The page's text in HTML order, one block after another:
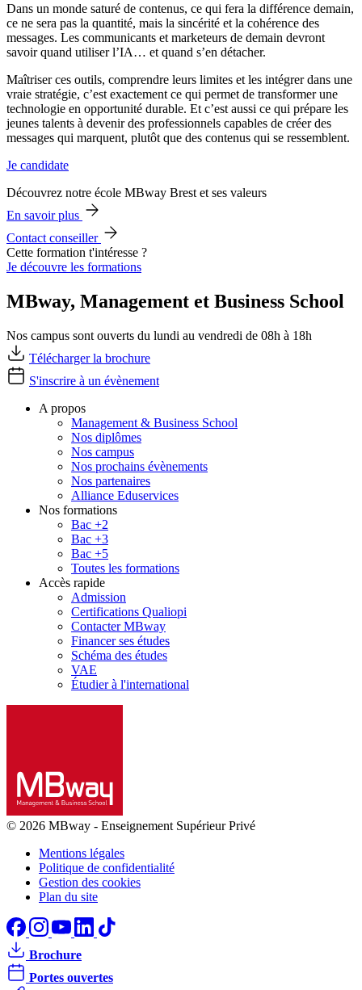
Dans un monde saturé de contenus, ce qui fera la différence demain,
ce ne sera pas la quantité, mais la sincérité et la cohérence des
messages. Les communicants et marketeurs de demain devront
savoir quand utiliser l’IA… et quand s’en détacher.
Maîtriser ces outils, comprendre leurs limites et les intégrer dans une
vraie stratégie, c’est exactement ce qui permet de transformer une
technologie en opportunité durable. Et c’est aussi ce qui prépare les
jeunes talents à devenir des professionnels capables de créer des
messages qui marquent, plutôt que des contenus qui se ressemblent.
Je candidate
Découvrez notre école MBway Brest et ses valeurs
En savoir plus
Contact conseiller
Cette formation t'intéresse ?
Je découvre les formations
MBway, Management et Business School
Nos campus sont ouverts du lundi au vendredi de 08h à 18h
Télécharger la brochure
S'inscrire à un évènement
A propos
Management & Business School
Nos diplômes
Nos campus
Nos prochains évènements
Nos partenaires
Alliance Eduservices
Nos formations
Bac +2
Bac +3
Bac +5
Toutes les formations
Accès rapide
Admission
Certifications Qualiopi
Contacter MBway
Financer ses études
Schéma des études
VAE
Étudier à l'international
© 2026 MBway - Enseignement Supérieur Privé
Mentions légales
Politique de confidentialité
Gestion des cookies
Plan du site
Brochure
Portes ouvertes